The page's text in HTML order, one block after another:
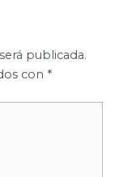
publicada.
con *